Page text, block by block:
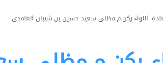
اللواء ركن.م.مظلي سعيد حسين بن شيبان الغامدي